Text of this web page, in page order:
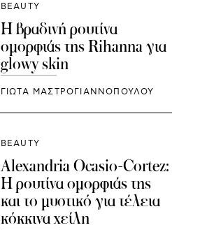
BEAUTY
Η βραδινή ρουτίνα
ομορφιάς της Rihanna για
glowy skin
ΓΙΩΤΑ ΜΑΣΤΡΟΓΙΑΝΝΟΠΟΥΛΟΥ
BEAUTY
Alexandria Ocasio-Cortez:
Η ρουτίνα ομορφιάς της
και το μυστικό για τέλεια
κόκκινα χείλη